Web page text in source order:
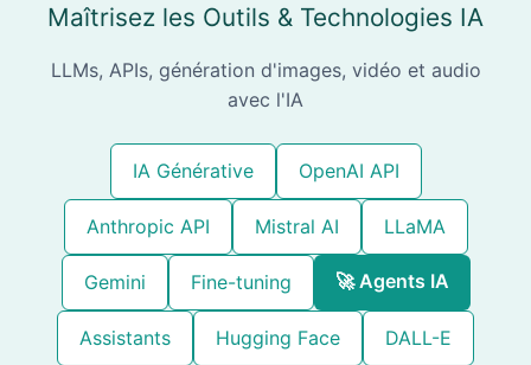
Maîtrisez les Outils & Technologies IA
LLMs, APIs, génération d'images, vidéo et audio
avec l'IA
IA Générative OpenAI API
Anthropic API Mistral AI LLaMA
Gemini Fine-tuning 🚀 Agents IA
Assistants Hugging Face DALL-E